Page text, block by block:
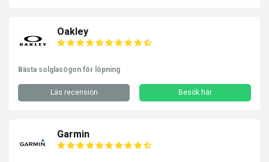
Oakley
Bästa solglasögon för löpning
Läs recension Besök här
Garmin